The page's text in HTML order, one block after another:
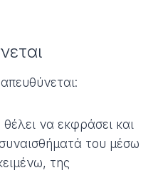
να εκφράσει και
του μέσω
της